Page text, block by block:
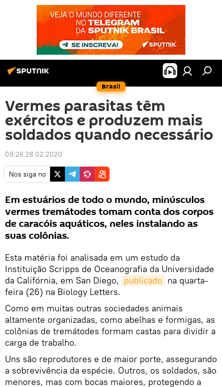
Brasil
Vermes parasitas têm
exércitos e produzem mais
soldados quando necessário
09:26 28.02.2020
Nos siga no
Em estuários de todo o mundo, minúsculos
vermes tremátodes tomam conta dos corpos
de caracóis aquáticos, neles instalando as
suas colônias.
Esta matéria foi analisada em um estudo da
Instituição Scripps de Oceanografia da Universidade
da Califórnia, em San Diego, publicado na quarta-
feira (26) na Biology Letters.
Como em muitas outras sociedades animais
altamente organizadas, como abelhas e formigas, as
colônias de tremátodes formam castas para dividir a
carga de trabalho.
Uns são reprodutores e de maior porte, assegurando
a sobrevivência da espécie. Outros, os soldados, são
menores, mas com bocas maiores, protegendo a